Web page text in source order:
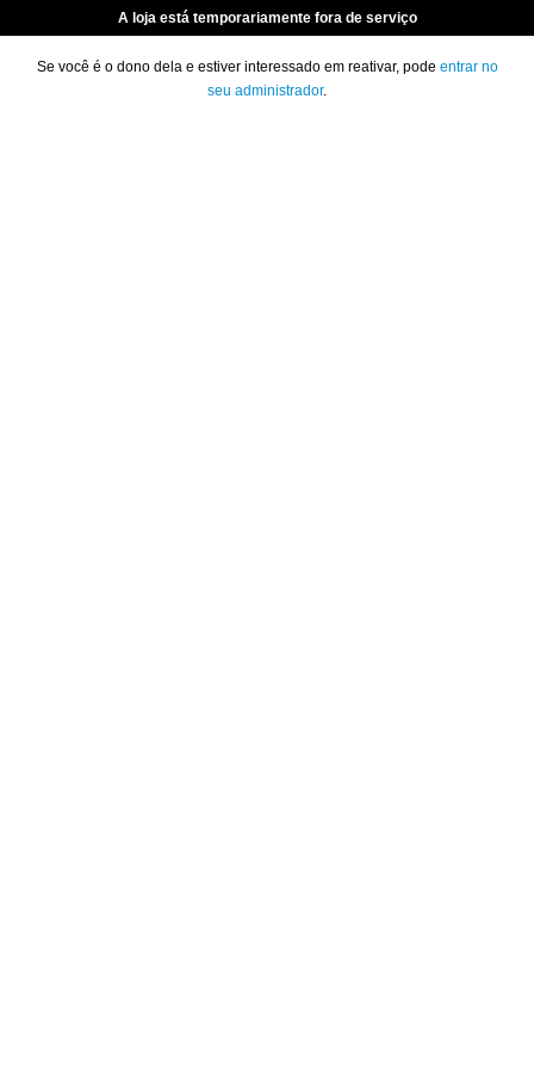
A loja está temporariamente fora de serviço
Se você é o dono dela e estiver interessado em reativar, pode entrar no
seu administrador.